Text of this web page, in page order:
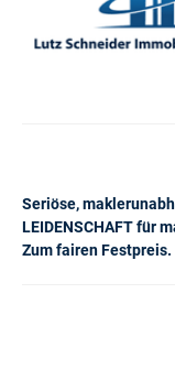
Seriöse,
LEIDENSCHAFT für
Zum fairen